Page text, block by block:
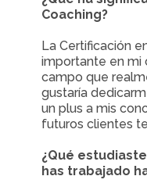
Coaching?
La Certificación
importante en mi
campo que
gustaría
un plus a mis
futuros clientes
¿Qué
has trabajado